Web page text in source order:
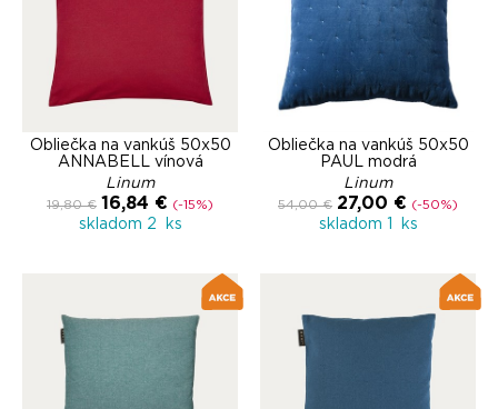
Obliečka na vankúš 50x50
ANNABELL vínová
Linum
19,80 € 16,84 € (-15%)
skladom 2 ks
Obliečka na vankúš 50x50
PAUL modrá
Linum
54,00 € 27,00 € (-50%)
skladom 1 ks